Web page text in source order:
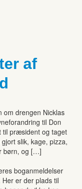
af
om drengen Nicklas
til Don
til præsident og taget
slik, kage, pizza,
børn, og […]
boganmeldelser
er der plads til